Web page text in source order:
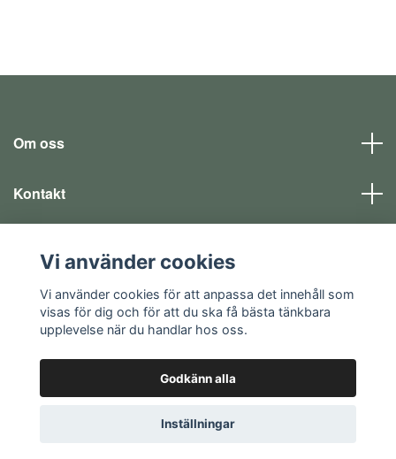
Om oss
Kontakt
Sociala medier
© 2026 EQ SHOP - allt för dina fritidsintressen
Vi använder cookies
Vi använder cookies för att anpassa det innehåll som
visas för dig och för att du ska få bästa tänkbara
upplevelse när du handlar hos oss.
Godkänn alla
Inställningar